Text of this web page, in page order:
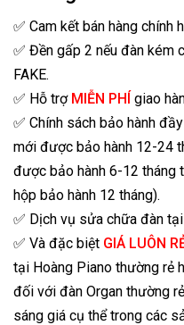
✅ Cam kết bán hàng chính
✅ Đền gấp 2 nếu đàn kém
FAKE.
✅ Hỗ trợ MIỄN PHÍ giao
✅ Chính sách bảo hành
mới được bảo hành 12-24
được bảo hành 6-12 tháng
hộp bảo hành 12 tháng).
✅ Dịch vụ sửa chữa đàn
✅ Và đặc biệt GIÁ LUÔN
tại Hoàng Piano thường rẻ
đối với đàn Organ thường
sáng giá cụ thể trong các